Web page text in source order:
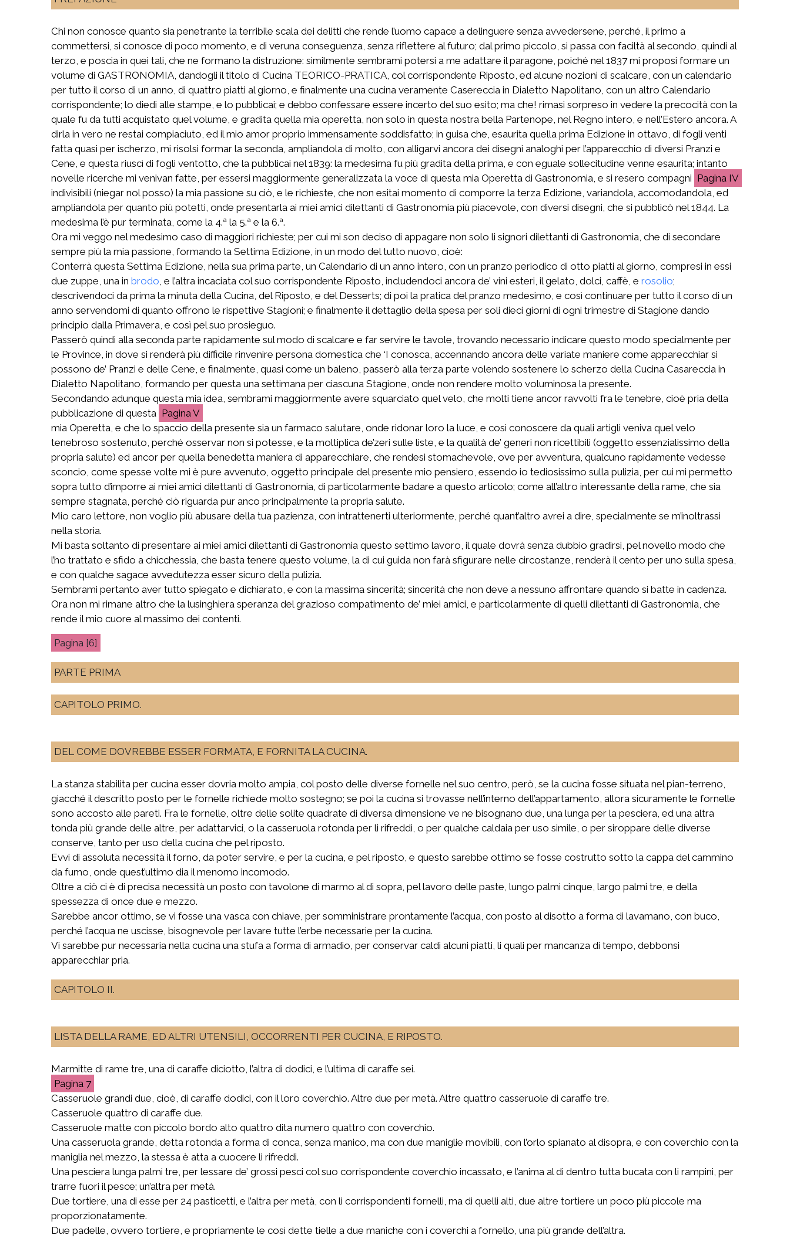
Chi non conosce quanto sia penetrante la terribile scala dei delitti che rende l’uomo capace a delinguere senza avvedersene, perché, il primo a
commettersi, si conosce di poco momento, e di veruna conseguenza, senza riflettere al futuro; dal primo piccolo, si passa con faciltà al secondo, quindi al
terzo, e poscia in quei tali, che ne formano la distruzione: similmente sembrami potersi a me adattare il paragone, poiché nel 1837 mi proposi formare un
volume di GASTRONOMIA, dandogli il titolo di Cucina TEORICO-PRATICA, col corrispondente Riposto, ed alcune nozioni di scalcare, con un calendario
per tutto il corso di un anno, di quattro piatti al giorno, e finalmente una cucina veramente Casereccia in Dialetto Napolitano, con un altro Calendario
corrispondente; lo diedi alle stampe, e lo pubblicai; e debbo confessare essere incerto del suo esito; ma che! rimasi sorpreso in vedere la precocità con la
quale fu da tutti acquistato quel volume, e gradita quella mia operetta, non solo in questa nostra bella Partenope, nel Regno intero, e nell’Estero ancora. A
dirla in vero ne restai compiaciuto, ed il mio amor proprio immensamente soddisfatto; in guisa che, esaurita quella prima Edizione in ottavo, di fogli venti
fatta quasi per ischerzo, mi risolsi formar la seconda, ampliandola di molto, con alligarvi ancora dei disegni analoghi per l’apparecchio di diversi Pranzi e
Cene, e questa riuscì di fogli ventotto, che la pubblicai nel 1839: la medesima fu più gradita della prima, e con eguale sollecitudine venne esaurita; intanto
novelle ricerche mi venivan fatte, per essersi maggiormente generalizzata la voce di questa mia Operetta di Gastronomia, e si resero compagni
IV
indivisibili (niegar nol posso) la mia passione su ciò, e le richieste, che non esitai momento di comporre la terza Edizione, variandola, accomodandola, ed
ampliandola per quanto più potetti, onde presentarla ai miei amici dilettanti di Gastronomia più piacevole, con diversi disegni, che si pubblicò nel 1844. La
medesima l’è pur terminata, come la 4.ª la 5.ª e la 6.ª.
Ora mi veggo nel medesimo caso di maggiori richieste; per cui mi son deciso di appagare non solo li signori dilettanti di Gastronomia, che di secondare
sempre più la mia passione, formando la Settima Edizione, in un modo del tutto nuovo, cioè:
Conterrà questa Settima Edizione, nella sua prima parte, un Calendario di un anno intero, con un pranzo periodico di otto piatti al giorno, compresi in essi
due zuppe, una in brodo , e l’altra incaciata col suo corrispondente Riposto, includendoci ancora de’ vini esteri, il gelato, dolci, caffè, e rosolio;
descrivendoci da prima la minuta della Cucina, del Riposto, e del Desserts; di poi la pratica del pranzo medesimo, e così continuare per tutto il corso di un
anno servendomi di quanto offrono le rispettive Stagioni; e finalmente il dettaglio della spesa per soli dieci giorni di ogni trimestre di Stagione dando
principio dalla Primavera, e così pel suo prosieguo.
Passerò quindi alla seconda parte rapidamente sul modo di scalcare e far servire le tavole, trovando necessario indicare questo modo specialmente per
le Province, in dove si renderà più difficile rinvenire persona domestica che ‘I conosca, accennando ancora delle variate maniere come apparecchiar si
possono de’ Pranzi e delle Cene, e finalmente, quasi come un baleno, passerò alla terza parte volendo sostenere lo scherzo della Cucina Casareccia in
Dialetto Napolitano, formando per questa una settimana per ciascuna Stagione, onde non rendere molto voluminosa la presente.
Secondando adunque questa mia idea, sembrami maggiormente avere squarciato quel velo, che molti tiene ancor ravvolti fra le tenebre, cioè pria della
pubblicazione di questa
V
mia Operetta, e che lo spaccio della presente sia un farmaco salutare, onde ridonar loro la luce, e così conoscere da quali artigli veniva quel velo
tenebroso sostenuto, perché osservar non si potesse, e la moltiplica de’zeri sulle liste, e la qualità de’ generi non ricettibili (oggetto essenzialissimo della
propria salute) ed ancor per quella benedetta maniera di apparecchiare, che rendesi stomachevole, ove per avventura, qualcuno rapidamente vedesse
sconcio, come spesse volte mi è pure avvenuto, oggetto principale del presente mio pensiero, essendo io tediosissimo sulla pulizia, per cui mi permetto
sopra tutto d’imporre ai miei amici dilettanti di Gastronomia, di particolarmente badare a questo articolo; come all’altro interessante della rame, che sia
sempre stagnata, perché ciò riguarda pur anco principalmente la propria salute.
Mio caro lettore, non voglio più abusare della tua pazienza, con intrattenerti ulteriormente, perché quant’altro avrei a dire, specialmente se m’inoltrassi
nella storia.
Mi basta soltanto di presentare ai miei amici dilettanti di Gastronomia questo settimo lavoro, il quale dovrà senza dubbio gradirsi, pel novello modo che
l’ho trattato e sfido a chicchessia, che basta tenere questo volume, la di cui guida non farà sfigurare nelle circostanze, renderà il cento per uno sulla spesa,
e con qualche sagace avvedutezza esser sicuro della pulizia.
Sembrami pertanto aver tutto spiegato e dichiarato, e con la massima sincerità; sincerità che non deve a nessuno affrontare quando si batte in cadenza.
Ora non mi rimane altro che la lusinghiera speranza del grazioso compatimento de’ miei amici, e particolarmente di quelli dilettanti di Gastronomia, che
rende il mio cuore al massimo dei contenti.
[6]
PARTE PRIMA
CAPITOLO PRIMO.
DEL COME DOVREBBE ESSER FORMATA, E FORNITA LA CUCINA.
La stanza stabilita per cucina esser dovria molto ampia, col posto delle diverse fornelle nel suo centro, però, se la cucina fosse situata nel pian-terreno,
giacché il descritto posto per le fornelle richiede molto sostegno; se poi la cucina si trovasse nell’interno dell’appartamento, allora sicuramente le fornelle
sono accosto alle pareti. Fra le fornelle, oltre delle solite quadrate di diversa dimensione ve ne bisognano due, una lunga per la pesciera, ed una altra
tonda più grande delle altre, per adattarvici, o la casseruola rotonda per li rifreddi, o per qualche caldaia per uso simile, o per siroppare delle diverse
conserve, tanto per uso della cucina che pel riposto.
Evvi di assoluta necessità il forno, da poter servire, e per la cucina, e pel riposto, e questo sarebbe ottimo se fosse costrutto sotto la cappa del cammino
da fumo, onde quest’ultimo dia il menomo incomodo.
Oltre a ciò ci è di precisa necessità un posto con tavolone di marmo al di sopra, pel lavoro delle paste, lungo palmi cinque, largo palmi tre, e della
spessezza di once due e mezzo.
Sarebbe ancor ottimo, se vi fosse una vasca con chiave, per somministrare prontamente l’acqua, con posto al disotto a forma di lavamano, con buco,
perché l’acqua ne uscisse, bisognevole per lavare tutte l’erbe necessarie per la cucina.
Vi sarebbe pur necessaria nella cucina una stufa a forma di armadio, per conservar caldi alcuni piatti, li quali per mancanza di tempo, debbonsi
apparecchiar pria.
CAPITOLO II.
LISTA DELLA RAME, ED ALTRI UTENSILI, OCCORRENTI PER CUCINA, E RIPOSTO.
Marmitte di rame tre, una di caraffe diciotto, l’altra di dodici, e l’ultima di caraffe sei.
7
Casseruole grandi due, cioè, di caraffe dodici, con il loro coverchio. Altre due per metà. Altre quattro casseruole di caraffe tre.
Casseruole quattro di caraffe due.
Casseruole matte con piccolo bordo alto quattro dita numero quattro con coverchio.
Una casseruola grande, detta rotonda a forma di conca, senza manico, ma con due maniglie movibili, con l’orlo spianato al disopra, e con coverchio con la
maniglia nel mezzo, la stessa è atta a cuocere li rifreddi.
Una pesciera lunga palmi tre, per lessare de’ grossi pesci col suo corrispondente coverchio incassato, e l’anima al di dentro tutta bucata con li rampini, per
trarre fuori il pesce; un’altra per metà.
Due tortiere, una di esse per 24 pasticetti, e l’altra per metà, con li corrispondenti fornelli, ma di quelli alti, due altre tortiere un poco più piccole ma
proporzionatamente.
Due padelle, ovvero tortiere, e propriamente le così dette tielle a due maniche con i coverchi a fornello, una più grande dell’altra.